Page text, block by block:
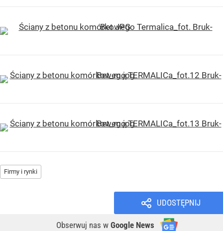
Firmy i rynki
UDOSTĘPNIJ
Obserwuj nas w Google News